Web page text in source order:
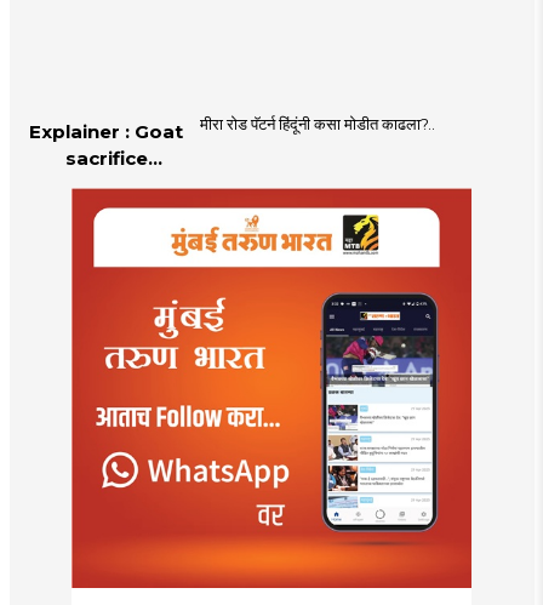
Explainer : Goat
sacrifice
controversy in
Mumbai |
मीरा रोड पॅटर्न हिंदूंनी कसा मोडीत काढला?..